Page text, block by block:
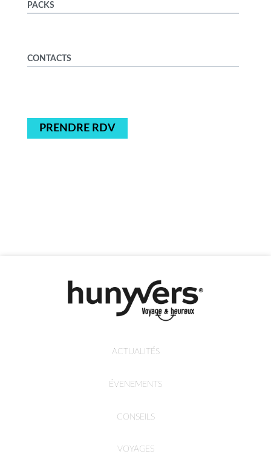
PACKS
CONTACTS
PRENDRE RDV
ACTUALITÉS
ÉVENEMENTS
CONSEILS
VOYAGES